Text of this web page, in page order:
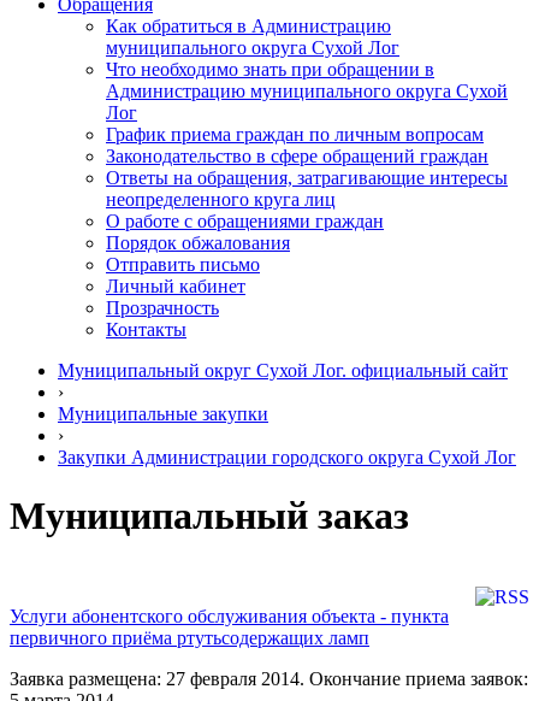
Обращения
Как обратиться в Администрацию
муниципального округа Сухой Лог
Что необходимо знать при обращении в
Администрацию муниципального округа Сухой
Лог
График приема граждан по личным вопросам
Законодательство в сфере обращений граждан
Ответы на обращения, затрагивающие интересы
неопределенного круга лиц
О работе с обращениями граждан
Порядок обжалования
Отправить письмо
Личный кабинет
Прозрачность
Контакты
Муниципальный округ Сухой Лог. официальный сайт
›
Муниципальные закупки
›
Закупки Администрации городского округа Сухой Лог
Муниципальный заказ
Услуги абонентского обслуживания объекта - пункта
первичного приёма ртутьсодержащих ламп
Заявка размещена: 27 февраля 2014. Окончание приема заявок: